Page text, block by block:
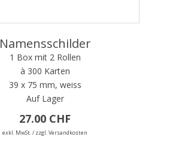
Namensschilder
1 Box mit 2 Rollen
à 300 Karten
39 x 75 mm, weiss
Auf Lager
27.00 CHF
exkl. MwSt. / zzgl. Versandkosten